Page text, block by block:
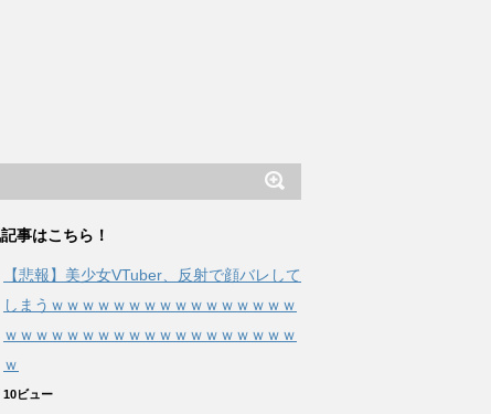
事はこちら！
【悲報】美少女VTuber、反射で顔バレして
しまうｗｗｗｗｗｗｗｗｗｗｗｗｗｗｗｗ
ｗｗｗｗｗｗｗｗｗｗｗｗｗｗｗｗｗｗｗ
ｗ
10ビュー